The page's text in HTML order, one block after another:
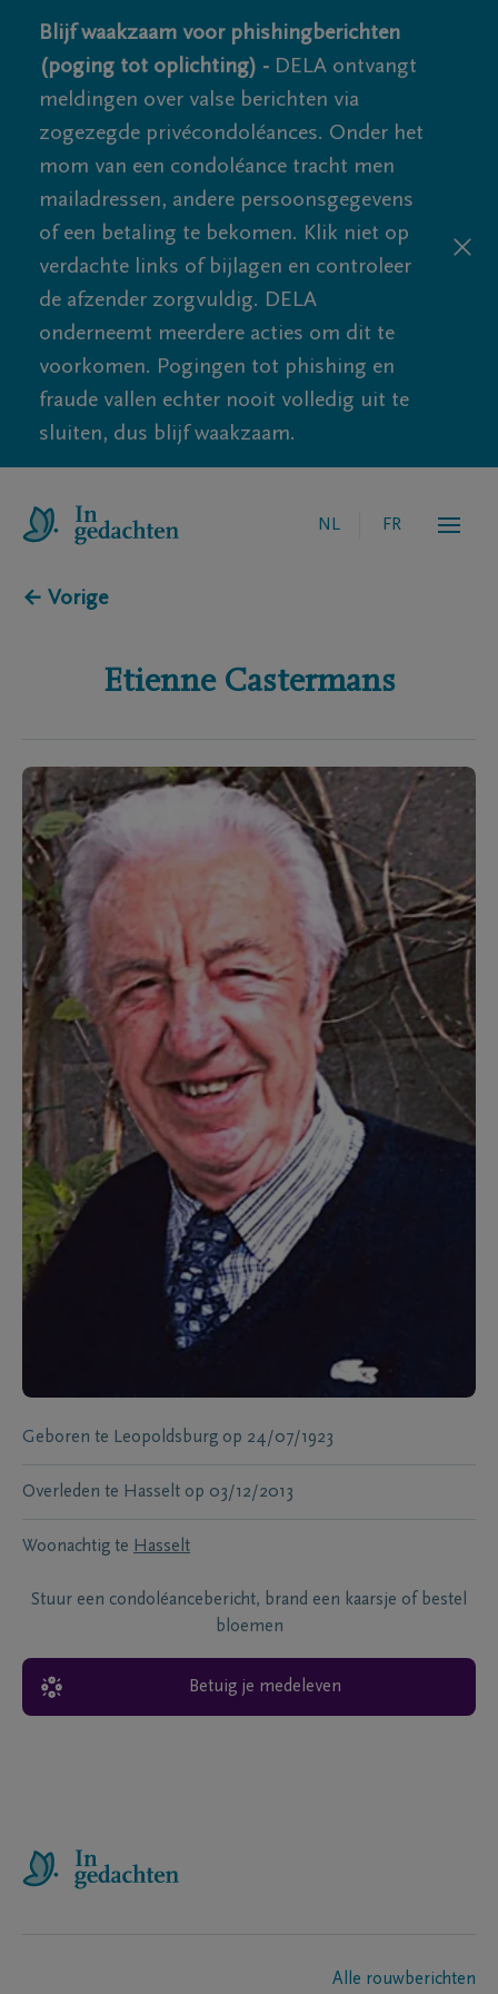
Blijf waakzaam voor phishingberichten
(poging tot oplichting) - DELA ontvangt
meldingen over valse berichten via
zogezegde privécondoléances. Onder het
mom van een condoléance tracht men
mailadressen, andere persoonsgegevens
of een betaling te bekomen. Klik niet op
verdachte links of bijlagen en controleer
de afzender zorgvuldig. DELA
onderneemt meerdere acties om dit te
voorkomen. Pogingen tot phishing en
fraude vallen echter nooit volledig uit te
sluiten, dus blijf waakzaam.
NL FR
← Vorige
Etienne Castermans
Geboren te Leopoldsburg op 24/07/1923
Overleden te Hasselt op 03/12/2013
Woonachtig te Hasselt
Stuur een condoléancebericht, brand een kaarsje of bestel
bloemen
Betuig je medeleven
Alle rouwberichten